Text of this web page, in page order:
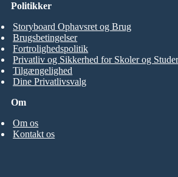
Om
Om os
Kontakt os
Politikker
Storyboard Ophavsret og Brug
Brugsbetingelser
Fortrolighedspolitik
Privatliv og Sikkerhed for Skoler og
Tilgængelighed
Dine Privatlivsvalg